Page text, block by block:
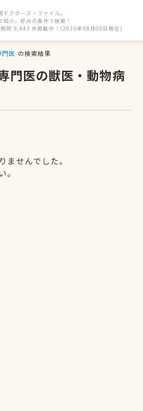
クターズ・ファイル。
介。好みの条件で検索！
院 9,443 件掲載中！(2026年08月09日現在)
門医 の検索結果
門医の獣医・動物病
せんでした。